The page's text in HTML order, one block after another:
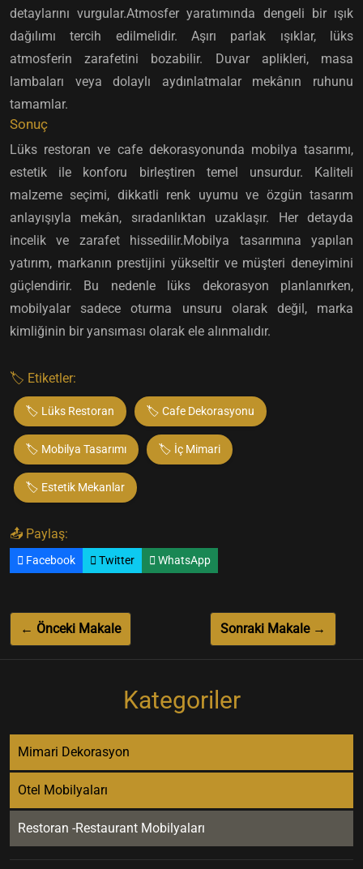
detaylarını vurgular.Atmosfer yaratımında dengeli bir ışık
dağılımı tercih edilmelidir. Aşırı parlak ışıklar, lüks
atmosferin zarafetini bozabilir. Duvar aplikleri, masa
lambaları veya dolaylı aydınlatmalar mekânın ruhunu
tamamlar.
Sonuç
Lüks restoran ve cafe dekorasyonunda mobilya tasarımı,
estetik ile konforu birleştiren temel unsurdur. Kaliteli
malzeme seçimi, dikkatli renk uyumu ve özgün tasarım
anlayışıyla mekân, sıradanlıktan uzaklaşır. Her detayda
incelik ve zarafet hissedilir.Mobilya tasarımına yapılan
yatırım, markanın prestijini yükseltir ve müşteri deneyimini
güçlendirir. Bu nedenle lüks dekorasyon planlanırken,
mobilyalar sadece oturma unsuru olarak değil, marka
kimliğinin bir yansıması olarak ele alınmalıdır.
🏷️ Etiketler:
🏷️ Lüks Restoran 🏷️ Cafe Dekorasyonu
🏷️ Mobilya Tasarımı 🏷️ İç Mimari
🏷️ Estetik Mekanlar
📤 Paylaş:
Facebook Twitter WhatsApp
← Önceki Makale Sonraki Makale →
Kategoriler
Mimari Dekorasyon
Otel Mobilyaları
Restoran -Restaurant Mobilyaları